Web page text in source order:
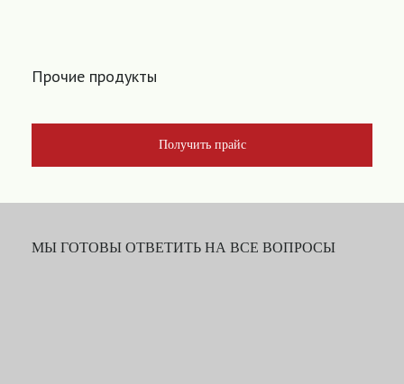
Прочие продукты
Получить прайс
МЫ ГОТОВЫ ОТВЕТИТЬ НА ВСЕ ВОПРОСЫ